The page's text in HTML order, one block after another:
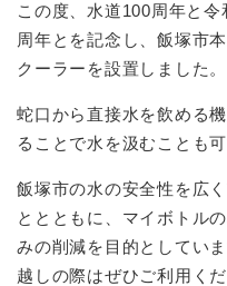
この度、水道100周年と
周年とを記念し、飯塚市
クーラーを設置しました。
蛇口から直接水を飲める
ることで水を汲むことも
飯塚市の水の安全性を広
ととともに、マイボトル
みの削減を目的としてい
越しの際はぜひご利用くだ